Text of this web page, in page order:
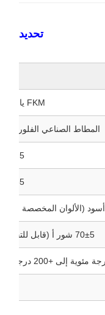
تحديد
FKM يا الدائري
المطاط الصناعي الفلور (FKM)
31.5 ملم
3.55 ملم
أسود (الألوان المخصصة
70±5 شور أ (قابل للتخصيص)